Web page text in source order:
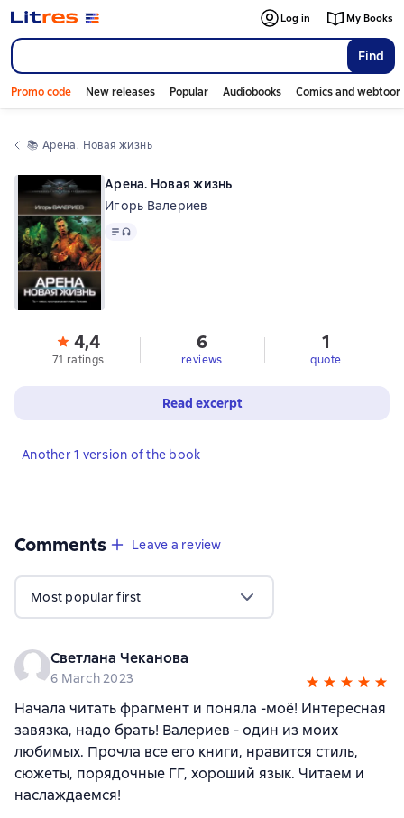
Find
Log in My Books
Promo code New releases Popular Audiobooks Comics and
📚 Арена. Новая жизнь
Comments 6 reviews
Leave a review
Most popular first
Светлана Чеканова
6 March 2023
Начала читать фрагмент и поняла -моё! Интересная
завязка, надо брать! Валериев - один из моих
любимых. Прочла все его книги, нравится стиль,
сюжеты, порядочные ГГ, хороший язык. Читаем и
наслаждаемся!
Арена. Новая жизнь
Игорь Валериев
Text, audio format available
4,4
71 ratings
6
reviews
1
quote
Read excerpt
Another 1 version of the book